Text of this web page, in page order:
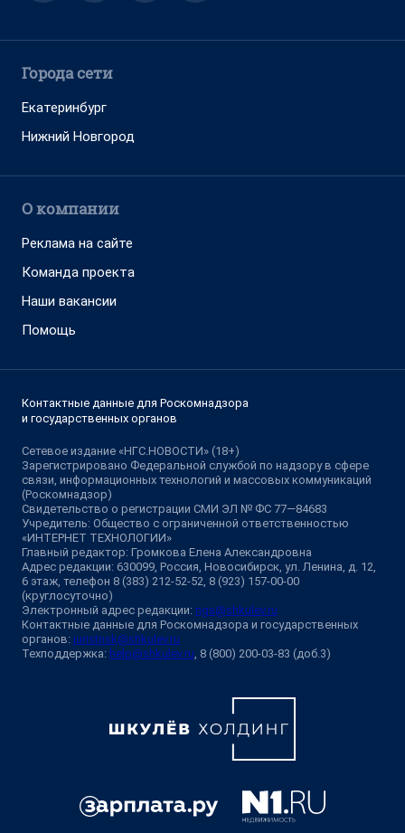
Города сети
Екатеринбург
Нижний Новгород
О компании
Реклама на сайте
Команда проекта
Наши вакансии
Помощь
Контактные данные для Роскомнадзора
и государственных органов
Сетевое издание «НГС.НОВОСТИ» (18+)
Зарегистрировано Федеральной службой по надзору в сфере
связи, информационных технологий и массовых коммуникаций
(Роскомнадзор)
Свидетельство о регистрации СМИ ЭЛ № ФС 77—84683
Учредитель: Общество с ограниченной ответственностью
«ИНТЕРНЕТ ТЕХНОЛОГИИ»
Главный редактор: Громкова Елена Александровна
Адрес редакции: 630099, Россия, Новосибирск, ул. Ленина, д. 12,
6 этаж, телефон 8 (383) 212-52-52, 8 (923) 157-00-00
(круглосуточно)
Электронный адрес редакции: ngs@shkulev.ru
Контактные данные для Роскомнадзора и государственных
органов: juristnsk@shkulev.ru
Техподдержка: help@shkulev.ru, 8 (800) 200-03-83 (доб.3)